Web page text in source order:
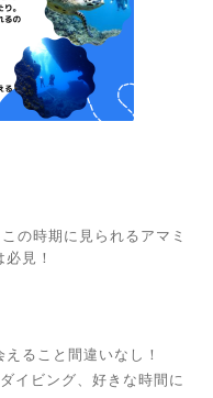
の時期に見られるアマミ
見！
ること間違いなし！
イビング、好きな時間に